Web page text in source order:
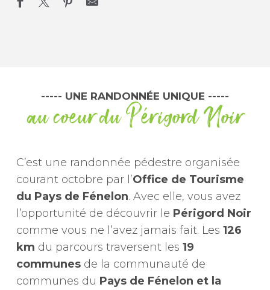
----- UNE RANDONNÉE UNIQUE -----
au coeur du Périgord Noir
C’est une randonnée pédestre organisée
courant octobre par l’Office de Tourisme
du Pays de Fénelon. Avec elle, vous avez
l’opportunité de découvrir le Périgord Noir
comme vous ne l’avez jamais fait. Les 126
km du parcours traversent les 19
communes de la communauté de
communes du Pays de Fénelon et la